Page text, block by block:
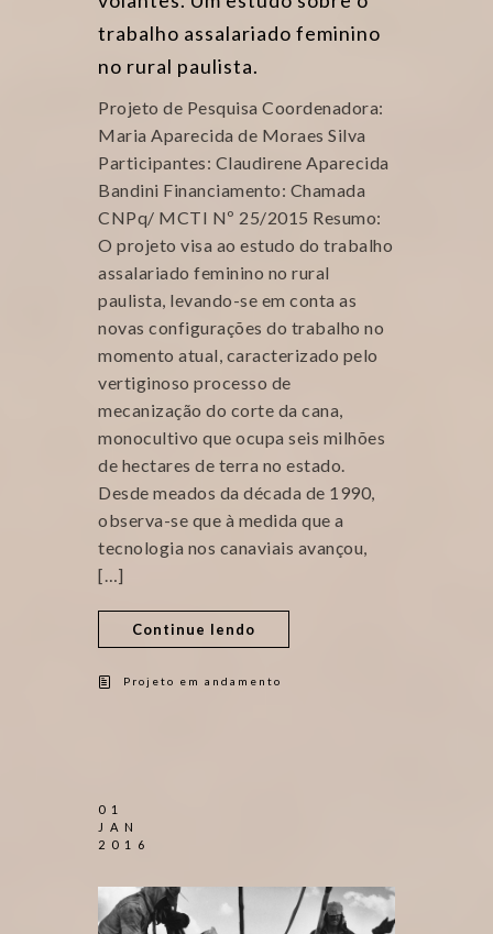
trabalho assalariado feminino
no rural paulista.
Projeto de Pesquisa Coordenadora:
Maria Aparecida de Moraes Silva
Participantes: Claudirene Aparecida
Bandini Financiamento: Chamada
CNPq/ MCTI Nº 25/2015 Resumo:
O projeto visa ao estudo do trabalho
assalariado feminino no rural
paulista, levando-se em conta as
novas configurações do trabalho no
momento atual, caracterizado pelo
vertiginoso processo de
mecanização do corte da cana,
monocultivo que ocupa seis milhões
de hectares de terra no estado.
Desde meados da década de 1990,
observa-se que à medida que a
tecnologia nos canaviais avançou,
[…]
Continue lendo
Projeto em andamento
01
JAN
2016